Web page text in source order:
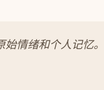
情绪和个人记忆。